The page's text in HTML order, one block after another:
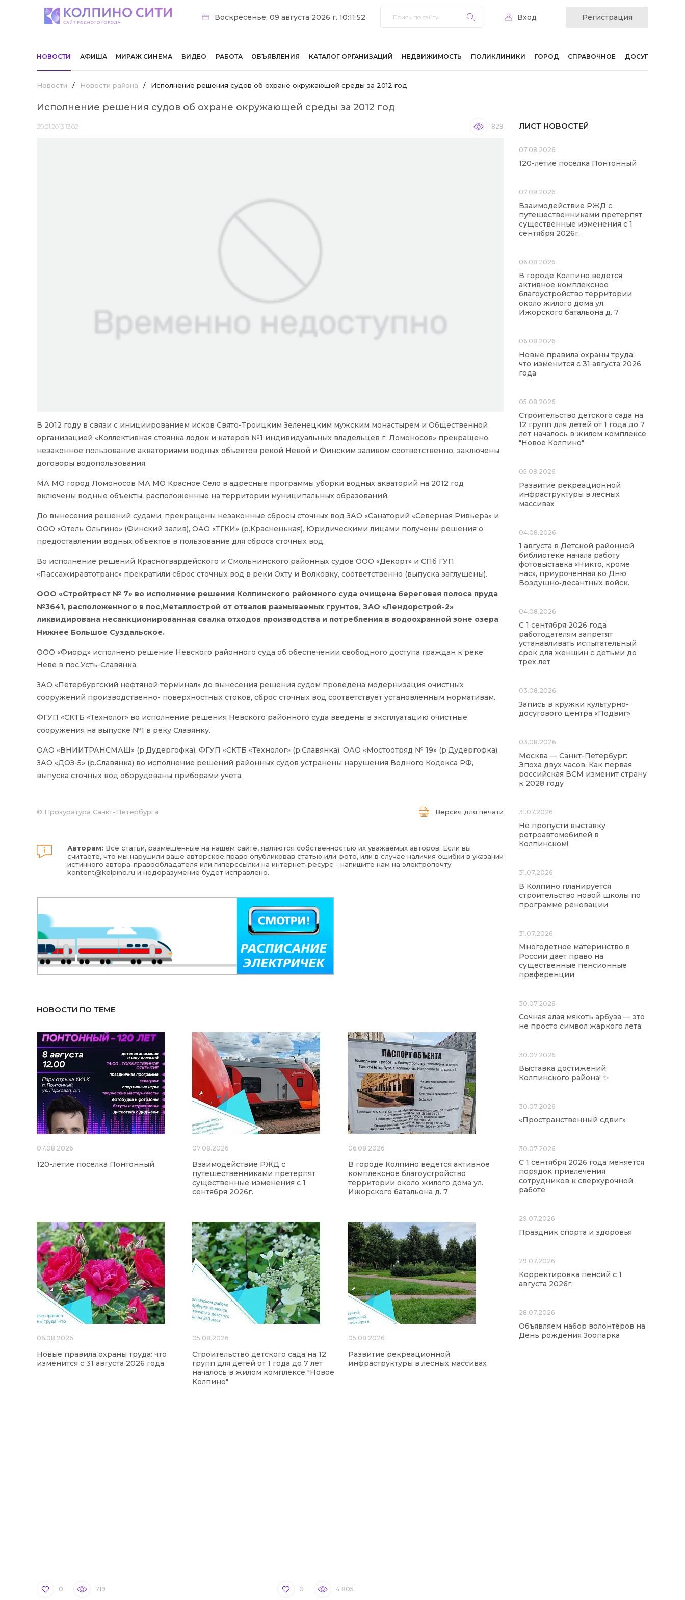
Воскресенье, 09 августа 2026 г. 10:11:52 Вход Регистрация
НОВОСТИ АФИША МИРАЖ СИНЕМА ВИДЕО РАБОТА ОБЪЯВЛЕНИЯ КАТАЛОГ ОРГАНИЗАЦИЙ НЕДВИЖИМОСТЬ ПОЛИКЛИНИКИ ГОРОД СПРАВОЧНОЕ ДОСУГ
Новости / Новости района / Исполнение решения судов об охране окружающей среды за 2012 год
Исполнение решения судов об охране окружающей среды за 2012 год
29.01.2013 13:02 829
В 2012 году в связи с инициированием исков Свято-Троицким Зеленецким мужским монастырем и Общественной
организацией «Коллективная стоянка лодок и катеров №1 индивидуальных владельцев г. Ломоносов» прекращено
незаконное пользование акваториями водных объектов рекой Невой и Финским заливом соответственно, заключены
договоры водопользования.
МА МО город Ломоносов МА МО Красное Село в адресные программы уборки водных акваторий на 2012 год
включены водные объекты, расположенные на территории муниципальных образований.
До вынесения решений судами, прекращены незаконные сбросы сточных вод ЗАО «Санаторий «Северная Ривьера» и
ООО «Отель Ольгино» (Финский залив), ОАО «ТГКИ» (р.Красненькая). Юридическими лицами получены решения о
предоставлении водных объектов в пользование для сброса сточных вод.
Во исполнение решений Красногвардейского и Смольнинского районных судов ООО «Декорт» и СПб ГУП
«Пассажиравтотранс» прекратили сброс сточных вод в реки Охту и Волковку, соответственно (выпуска заглушены).
ООО «Стройтрест № 7» во исполнение решения Колпинского районного суда очищена береговая полоса пруда
№3641, расположенного в пос,Металлострой от отвалов размываемых грунтов, ЗАО «Лендорстрой-2»
ликвидирована несанкционированная свалка отходов производства и потребления в водоохранной зоне озера
Нижнее Большое Суздальское.
ООО «Фиорд» исполнено решение Невского районного суда об обеспечении свободного доступа граждан к реке
Неве в пос.Усть-Славянка.
ЗАО «Петербургский нефтяной терминал» до вынесения решения судом проведена модернизация очистных
сооружений производственно- поверхностных стоков, сброс сточных вод соответствует установленным нормативам.
ФГУП «СКТБ «Технолог» во исполнение решения Невского районного суда введены в эксплуатацию очистные
сооружения на выпуске №1 в реку Славянку.
ОАО «ВНИИТРАНСМАШ» (р.Дудергофка), ФГУП «СКТБ «Технолог» (р.Славянка), ОАО «Мостоотряд № 19» (р.Дудергофка),
ЗАО «ДОЗ-5» (р.Славянка) во исполнение решений районных судов устранены нарушения Водного Кодекса РФ,
выпуска сточных вод оборудованы приборами учета.
© Прокуратура Санкт-Петербурга Версия для печати
Авторам: Все статьи, размещенные на нашем сайте, являются собственностью их уважаемых авторов. Если вы
считаете, что мы нарушили ваше авторское право опубликовав статью или фото, или в случае наличия ошибки в указании
истинного автора-правообладателя или гиперссылки на интернет-ресурс - напишите нам на электропочту
kontent@kolpino.ru и недоразумение будет исправлено.
НОВОСТИ ПО ТЕМЕ
07.08.2026
120-летие посёлка Понтонный
07.08.2026
Взаимодействие РЖД с
путешественниками претерпят
существенные изменения с 1
сентября 2026г.
06.08.2026
В городе Колпино ведется активное
комплексное благоустройство
территории около жилого дома ул.
Ижорского батальона д. 7
06.08.2026
Новые правила охраны труда: что
изменится с 31 августа 2026 года
05.08.2026
Строительство детского сада на 12
групп для детей от 1 года до 7 лет
началось в жилом комплексе "Новое
Колпино"
05.08.2026
Развитие рекреационной
инфраструктуры в лесных массивах
0 719 0 4 805
ЛИСТ НОВОСТЕЙ
07.08.2026
120-летие посёлка Понтонный
07.08.2026
Взаимодействие РЖД с
путешественниками претерпят
существенные изменения с 1
сентября 2026г.
06.08.2026
В городе Колпино ведется
активное комплексное
благоустройство территории
около жилого дома ул.
Ижорского батальона д. 7
06.08.2026
Новые правила охраны труда:
что изменится с 31 августа 2026
года
05.08.2026
Строительство детского сада на
12 групп для детей от 1 года до 7
лет началось в жилом комплексе
"Новое Колпино"
05.08.2026
Развитие рекреационной
инфраструктуры в лесных
массивах
04.08.2026
1 августа в Детской районной
библиотеке начала работу
фотовыставка «Никто, кроме
нас», приуроченная ко Дню
Воздушно‑десантных войск.
04.08.2026
С 1 сентября 2026 года
работодателям запретят
устанавливать испытательный
срок для женщин с детьми до
трех лет
03.08.2026
Запись в кружки культурно-
досугового центра «Подвиг»
03.08.2026
Москва — Санкт-Петербург:
Эпоха двух часов. Как первая
российская ВСМ изменит страну
к 2028 году
31.07.2026
Не пропусти выставку
ретроавтомобилей в
Колпинском!
31.07.2026
В Колпино планируется
строительство новой школы по
программе реновации
31.07.2026
Многодетное материнство в
России дает право на
существенные пенсионные
преференции
30.07.2026
Сочная алая мякоть арбуза — это
не просто символ жаркого лета
30.07.2026
Выставка достижений
Колпинского района! ✨
30.07.2026
«Пространственный сдвиг»
30.07.2026
С 1 сентября 2026 года меняется
порядок привлечения
сотрудников к сверхурочной
работе
29.07.2026
Праздник спорта и здоровья
29.07.2026
Корректировка пенсий с 1
августа 2026г.
28.07.2026
Объявляем набор волонтёров на
День рождения Зоопарка